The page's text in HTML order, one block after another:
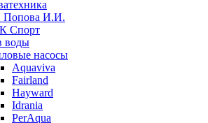
И.И.
Спорт
воды
насосы
Aquaviva
Fairland
Hayward
Idrania
PerAqua